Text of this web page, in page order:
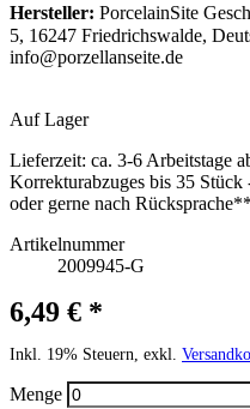
Hersteller: PorcelainSite
5, 16247 Friedrichswalde,
info@porzellanseite.de
Auf Lager
Lieferzeit: ca. 3-6 Arbeitstage
Korrekturabzuges bis 35
oder gerne nach Rücksprache**
Artikelnummer
2009945-G
6,49 € *
Inkl. 19% Steuern, exkl.
Menge